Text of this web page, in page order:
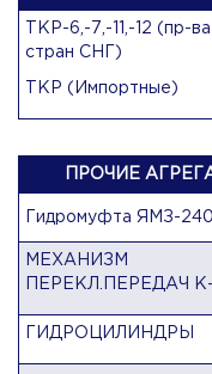
ТКР-6,-7,-11,-12 (пр-ва
стран СНГ)
ТКР (Импортные)
ПРОЧИЕ
Гидромуфта ЯМЗ-
МЕХАНИЗМ
ПЕРЕКЛ.ПЕРЕДАЧ
ГИДРОЦИЛИНДРЫ